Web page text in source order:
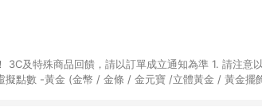
回饋，請以訂單成立通知為準 1. 請注意以下品類商品
點數 -黃金 (金幣 / 金條 / 金元寶 /立體黃金 / 黃金擺